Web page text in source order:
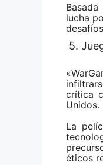
lucha
5.
crítica
Unidos.
La
éticos